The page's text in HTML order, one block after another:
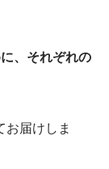
、それぞれの
届けしま